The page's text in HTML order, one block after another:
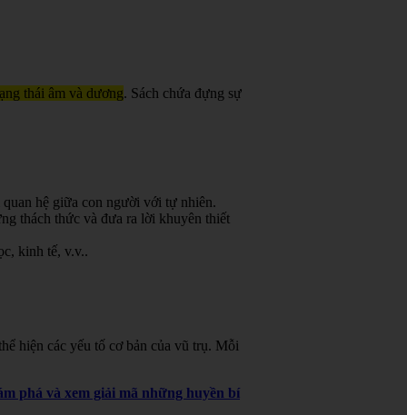
thái âm và dương. Sách chứa đựng sự
hệ giữa con người với tự nhiên.
thách thức và đưa ra lời khuyên thiết
kinh tế, v.v..
hiện các yếu tố cơ bản của vũ trụ. Mỗi
phá và xem giải mã những huyền bí